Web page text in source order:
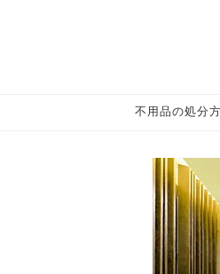
不用品の処分